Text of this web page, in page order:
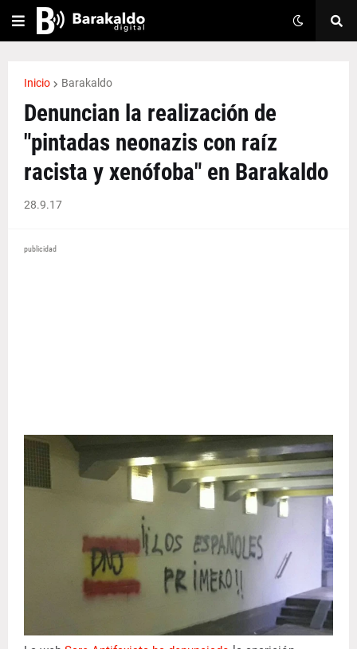
Inicio Barakaldo
Denuncian la realización de
"pintadas neonazis con raíz
racista y xenófoba" en Barakaldo
28.9.17
publicidad